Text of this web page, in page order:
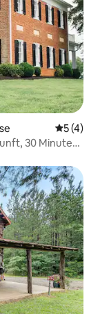
5 (4)
30 Minuten